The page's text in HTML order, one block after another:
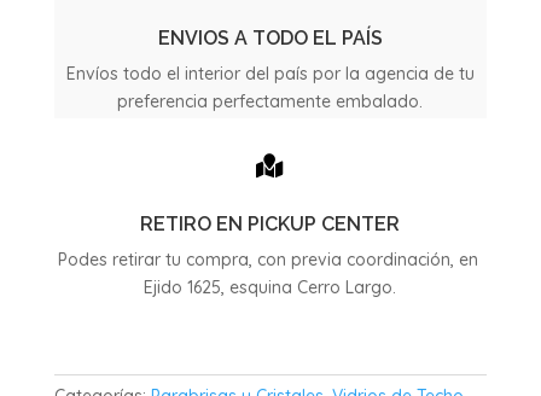
ENVIOS A TODO EL PAÍS
Envíos todo el interior del país por la agencia de tu
preferencia perfectamente embalado.

RETIRO EN PICKUP CENTER
Podes retirar tu compra, con previa coordinación, en
Ejido 1625, esquina Cerro Largo.